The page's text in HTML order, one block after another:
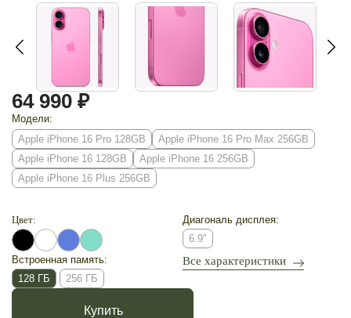
64 990 ₽
Модели:
Apple iPhone 16 Pro 128GB
Apple iPhone 16 Pro Max 256GB
Apple iPhone 16 128GB
Apple iPhone 16 256GB
Apple iPhone 16 Plus 256GB
Цвет:
Диагональ дисплея:
6.9"
Встроенная память:
128 ГБ
256 ГБ
Все характеристики
Купить